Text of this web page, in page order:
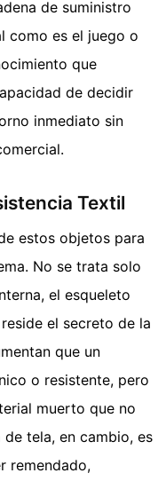
de suministro
como es el juego o
que
de decidir
inmediato sin
Textil
estos objetos para
No se trata solo
el esqueleto
el secreto de la
que un
o resistente, pero
muerto que no
tela, en cambio, es
remendado,